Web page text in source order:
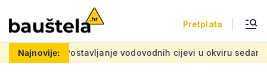
Pretplata
Najnovije:Postavljanje vodovodnih cijevi u okviru sedam